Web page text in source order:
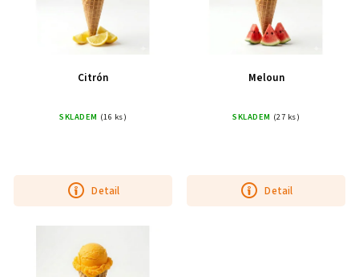
Citrón
SKLADEM (16 ks)
Detail
Meloun
SKLADEM (27 ks)
Detail